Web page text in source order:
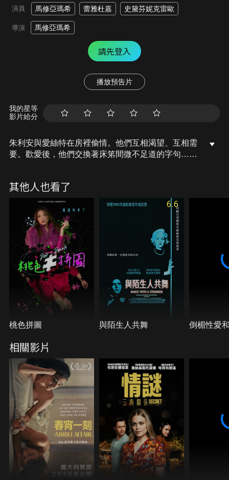
演員 馬修亞瑪希 蕾雅杜嘉 史黛芬妮克雷歐
導演 馬修亞瑪希
請先登入
播放預告片
我的星等
影片給分
朱利安與愛絲特在房裡偷情。他們互相渴望、互相需
要。歡愛後，他們交換著床笫間微不足道的字句…至
單純的感情事件，逐漸交織拼湊而成一樁懸疑命
其他人也看了
桃色拼圖
6.6
與陌生人共舞 倒楣性愛
相關影片